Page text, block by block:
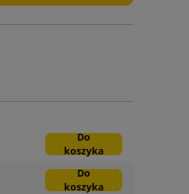
Do
koszyka
Do
koszyka